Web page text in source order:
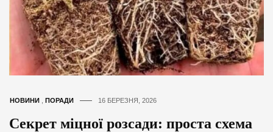
НОВИНИ ПОРАДИ 16 БЕРЕЗНЯ, 2026
Секрет міцної розсади: проста схема